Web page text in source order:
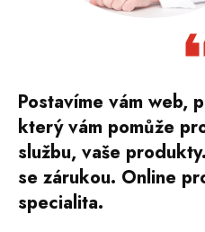
Postavíme vám web,
který vám pomůže
službu, vaše
se zárukou. Online
specialita.